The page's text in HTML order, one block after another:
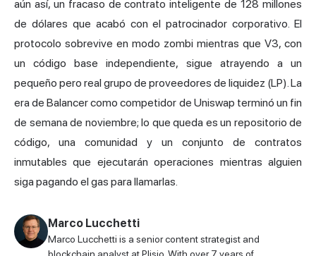
aún así, un fracaso de contrato inteligente de 128 millones
de dólares que acabó con el patrocinador corporativo. El
protocolo sobrevive en modo zombi mientras que V3, con
un código base independiente, sigue atrayendo a un
pequeño pero real grupo de proveedores de liquidez (LP). La
era de Balancer como competidor de Uniswap terminó un fin
de semana de noviembre; lo que queda es un repositorio de
código, una comunidad y un conjunto de contratos
inmutables que ejecutarán operaciones mientras alguien
siga pagando el gas para llamarlas.
Marco Lucchetti
Marco Lucchetti is a senior content strategist and